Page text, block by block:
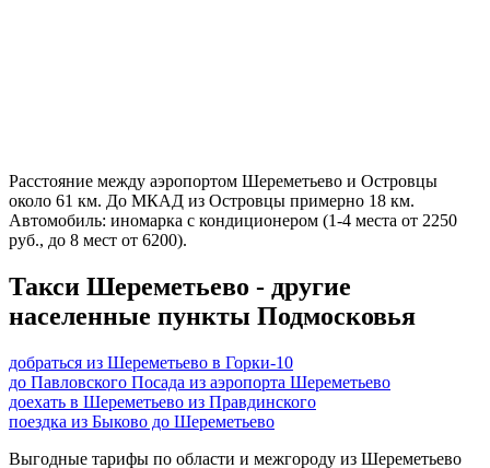
Расстояние между аэропортом Шереметьево и Островцы
около 61 км. До МКАД из Островцы примерно 18 км.
Автомобиль: иномарка с кондиционером (1-4 места от 2250
руб., до 8 мест от 6200).
Такси Шереметьево - другие
населенные пункты Подмосковья
добраться из Шереметьево в Горки-10
до Павловского Посада из аэропорта Шереметьево
доехать в Шереметьево из Правдинского
поездка из Быково до Шереметьево
Выгодные тарифы по области и межгороду из Шереметьево